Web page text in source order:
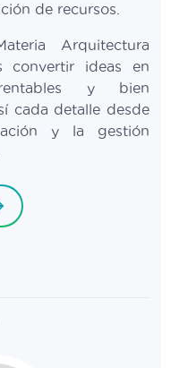
de recursos.
Arquitectura
convertir ideas en
y bien
cada detalle desde
y la gestión